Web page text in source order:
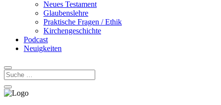
Neues Testament
Glaubenslehre
Praktische Fragen / Ethik
Kirchengeschichte
Podcast
Neuigkeiten